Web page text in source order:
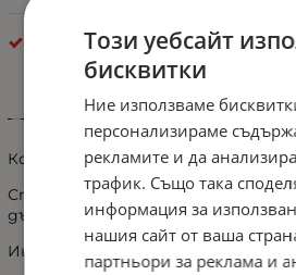
Конус за цепене на дърва за
Страхотен помощник за бързо и
дърва!
Инсталирането на приставката е
Този уебсайт
бисквитки
Ние използваме
персонализираме
рекламите и да
трафик. Също така
информация за
нашия сайт от ваша
партньори за реклама и